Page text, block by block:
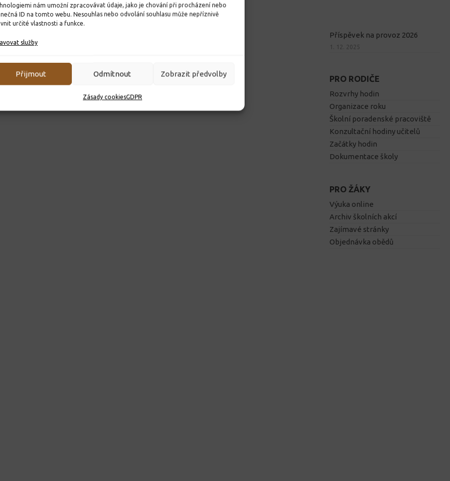
nám umožní zpracovávat údaje, jako je chování při procházení nebo
ID na tomto webu. Nesouhlas nebo odvolání souhlasu může nepříznivě
určité vlastnosti a funkce.
služby
Přijmout Odmítnout Zobrazit předvolby
Zásady cookiesGDPR
Příspěvek na provoz 2026
1. 12. 2025
PRO RODIČE
Rozvrhy hodin
Organizace roku
Školní poradenské pracoviště
Konzultační hodiny učitelů
Začátky hodin
Dokumentace školy
PRO ŽÁKY
Výuka online
Archiv školních akcí
Zajímavé stránky
Objednávka obědů